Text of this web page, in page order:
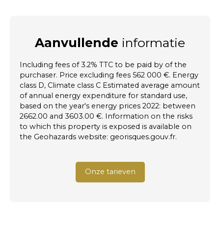
Aanvullende informatie
Including fees of 3.2% TTC to be paid by of the
purchaser. Price excluding fees 562 000 €. Energy
class D, Climate class C Estimated average amount
of annual energy expenditure for standard use,
based on the year's energy prices 2022: between
2662.00 and 3603.00 €. Information on the risks
to which this property is exposed is available on
the Geohazards website: georisques.gouv.fr.
Onze tarieven